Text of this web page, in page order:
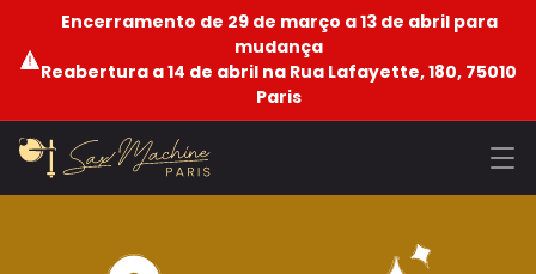
Encerramento de 29 de março a 13 de abril para
mudança
Reabertura a 14 de abril na Rua Lafayette, 180, 75010
Paris